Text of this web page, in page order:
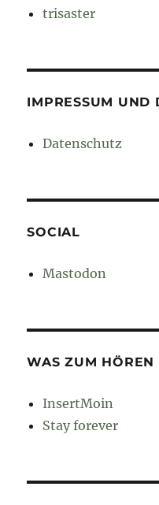
trisaster
IMPRESSUM UND
Datenschutz
SOCIAL
Mastodon
WAS ZUM HÖREN
InsertMoin
Stay forever